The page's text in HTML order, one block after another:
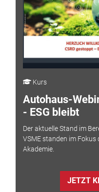
Kurs
Autohaus-
- ESG bleibt
Der aktuelle Stand im
VSME standen im Fokus
Akademie.
JETZT